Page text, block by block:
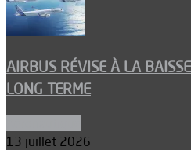
AIRBUS RÉVISE À LA
LONG TERME
13 juillet 2026